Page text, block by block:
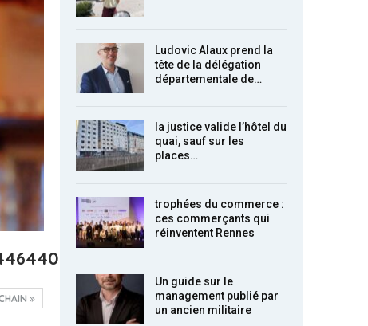
Ludovic Alaux prend la
tête de la délégation
départementale de…
la justice valide l’hôtel du
quai, sauf sur les
places…
trophées du commerce :
ces commerçants qui
réinventent Rennes
Un guide sur le
management publié par
un ancien militaire